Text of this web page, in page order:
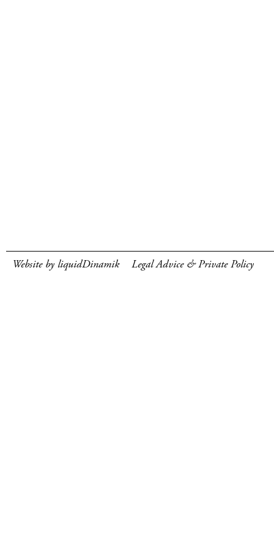
Website by liquidDinamik Legal Advice & Private Policy